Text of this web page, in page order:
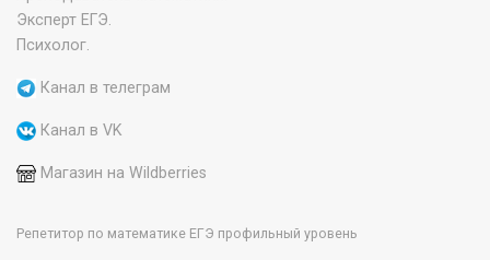
Эксперт ЕГЭ.
Психолог.
Канал в телеграм
Канал в VK
Магазин на Wildberries
Репетитор по математике ЕГЭ профильный уровень